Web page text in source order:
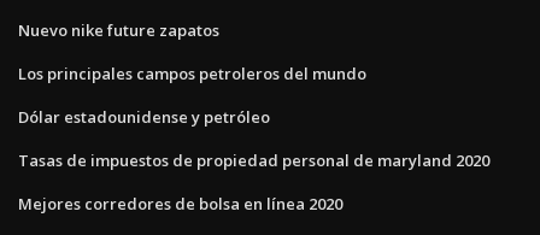
Nuevo nike future zapatos
Los principales campos petroleros del mundo
Dólar estadounidense y petróleo
Tasas de impuestos de propiedad personal de maryland 2020
Mejores corredores de bolsa en línea 2020